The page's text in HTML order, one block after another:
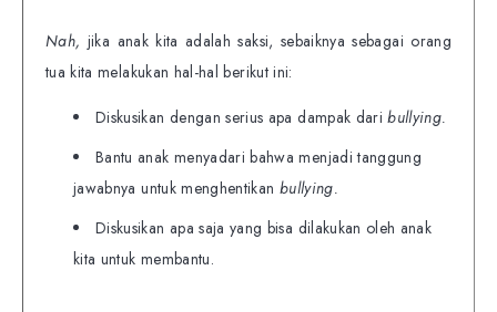
Nah, jika anak kita adalah saksi, sebaiknya sebagai orang
tua kita melakukan hal-hal berikut ini:
Diskusikan dengan serius apa dampak daribullying.
Bantu anak menyadari bahwa menjadi tanggung
jawabnya untuk menghentikan bullying.
Diskusikan apa saja yang bisa dilakukan oleh anak
kita untuk membantu.